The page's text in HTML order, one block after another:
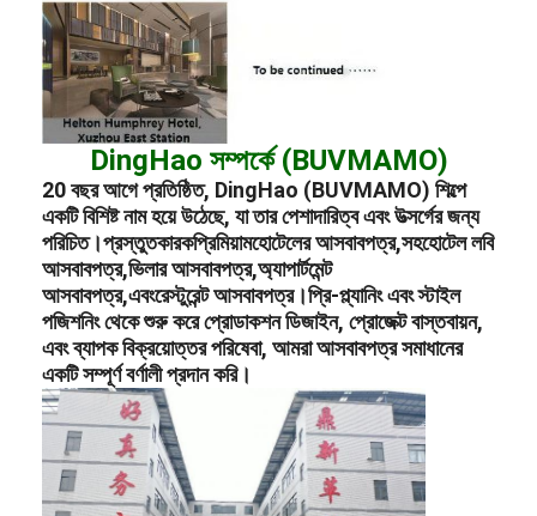
DingHao সম্পর্কে (BUVMAMO)
20 বছর আগে প্রতিষ্ঠিত, DingHao (BUVMAMO) শিল্পে
একটি বিশিষ্ট নাম হয়ে উঠেছে, যা তার পেশাদারিত্ব এবং উত্সর্গের জন্য
পরিচিত।প্রস্তুতকারকপ্রিমিয়ামহোটেলের আসবাবপত্র,সহহোটেল লবি
আসবাবপত্র,ভিলার আসবাবপত্র,অ্যাপার্টমেন্ট
আসবাবপত্র,এবংরেস্টুরেন্ট আসবাবপত্র।প্রি-প্ল্যানিং এবং স্টাইল
পজিশনিং থেকে শুরু করে প্রোডাকশন ডিজাইন, প্রোজেক্ট বাস্তবায়ন,
এবং ব্যাপক বিক্রয়োত্তর পরিষেবা, আমরা আসবাবপত্র সমাধানের
একটি সম্পূর্ণ বর্ণালী প্রদান করি।